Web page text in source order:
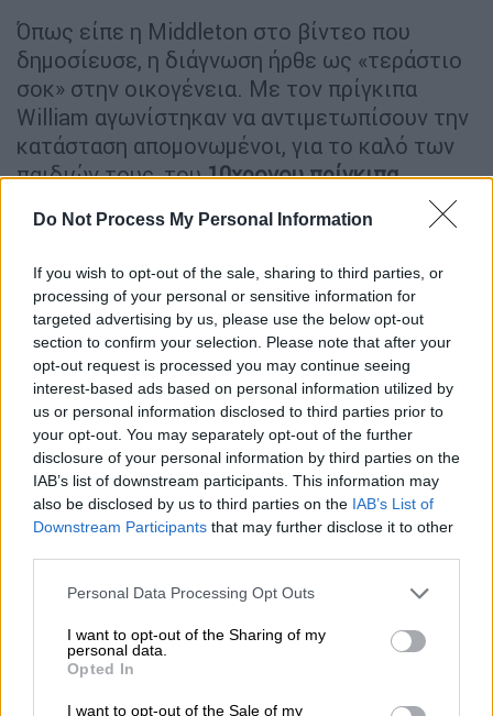
Do Not Process My Personal Information
If you wish to opt-out of the sale, sharing to third parties, or
processing of your personal or sensitive information for
targeted advertising by us, please use the below opt-out
section to confirm your selection. Please note that after your
opt-out request is processed you may continue seeing
interest-based ads based on personal information utilized by
us or personal information disclosed to third parties prior to
your opt-out. You may separately opt-out of the further
disclosure of your personal information by third parties on the
IAB’s list of downstream participants. This information may
also be disclosed by us to third parties on the IAB’s List of
Downstream Participants that may further disclose it to other
Please note that this website/app uses one or more Google
not limited to your visit or usage behaviour. You may click to
grant or deny consent to Google and its third-party tags to
use your data for below specified purposes in below Google
consent section.
Personal Data Processing Opt Outs
I want to opt-out of the Sharing of my
personal data.
Opted In
I want to opt-out of the Sale of my
Όπως είπε η Middleton στο βίντεο που
δημοσίευσε, η διάγνωση ήρθε ως «τεράστιο
σοκ» στην οικογένεια. Με τον πρίγκιπα
William αγωνίστηκαν να αντιμετωπίσουν την
κατάσταση απομονωμένοι, για το καλό των
παιδιών τους, του10χρονου πρίγκιπα
George, της 8χρονης πριγκίπισσας Charlotte
και του 5χρονου πρίγκιπα Louis.
«Όπως φαντάζεστε, αυτό πήρε χρόνο. Να
αναρρώσω από τη σοβαρή επέμβαση και να
ξεκινήσω θεραπεία. Αλλά, κυρίως, μας πήρε
χρόνο να εξηγήσουμε τα πάντα στα παιδιά, με
έναν τρόπο κατάλληλο για εκείνα, και να τα
διαβεβαιώσουμε ότι θα είμαι καλά. Όπως
τους είπα, κάθε μέρα νιώθω πιο δυνατή,
καθώς αφοσιώνομαι σε πράγματα που με
βοηθούν να θεραπεύσω το σώμα, το πνεύμα
και την ψυχή μου. Το γεγονός ότι έχω τον
πρίγκιπα William πλάι μου είναι μια
σημαντική πηγή παρηγοριάς και σιγουριάς,
καλοσύνη που έχετε δείξει πολλοί από
εσάς» είπε στην κάμερα η πριγκίπισσα της
Ουαλίας, σε ένα βίντεο που έκανε τον γύρο